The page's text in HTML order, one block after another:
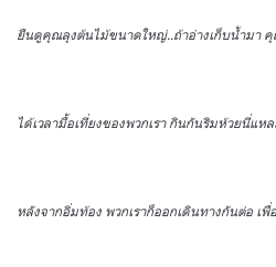
ยืนดูคุณลุงต้นไม้ขนาดใหญ่..ถ้าอ่างเก็บน้ำมา คุ
ได้เวลามื้อเที่ยงของพวกเรา กินกันริมห้วยนี่แหล
หลังจากอิ่มท้อง พวกเราก็ออกเดินทางกันต่อ เ